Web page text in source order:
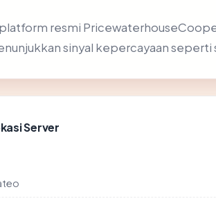
resmi
sinyal kepercayaan
Server